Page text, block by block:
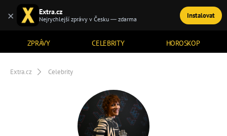
ZPRÁVY CELEBRITY HOROSKOP
TÉMATA
Extra.cz Celebrity
× Extra.cz
Nejrychlejší zprávy v Česku — zdarma Instalovat